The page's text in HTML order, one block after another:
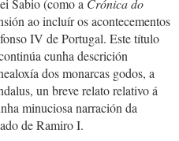
Sabio (como a Crónica do
ao incluír os acontecementos
IV de Portugal. Este título
cunha descrición
dos monarcas godos, a
un breve relato relativo á
minuciosa narración da
de Ramiro I.